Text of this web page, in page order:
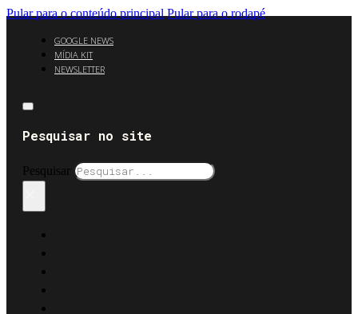
Pular para o conteúdo principal Pular para o rodapé
GOOGLE NEWS
MÍDIA KIT
NEWSLETTER
Pesquisar no site
Pesquisar